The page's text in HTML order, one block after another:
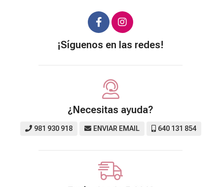
¡Síguenos en las redes!
¿Necesitas ayuda?
981 930 918 ENVIAR EMAIL 640 131 854